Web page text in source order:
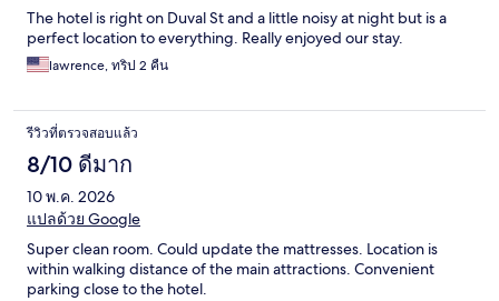
The hotel is right on Duval St and a little noisy at night but is a
perfect location to everything. Really enjoyed our stay.
lawrence, ทริป 2 คืน
รีวิวที่ตรวจสอบแล้ว
8/10 ดีมาก
10 พ.ค. 2026
แปลด้วย Google
Super clean room. Could update the mattresses. Location is
within walking distance of the main attractions. Convenient
parking close to the hotel.